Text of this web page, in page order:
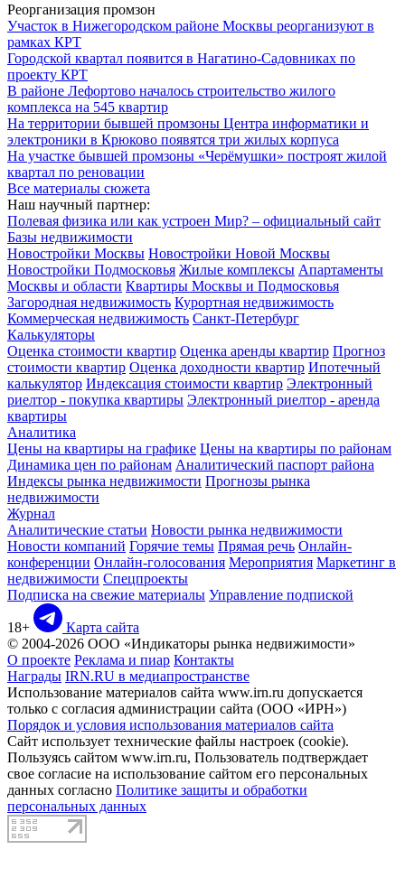
Реорганизация промзон
Участок в Нижегородском районе Москвы реорганизуют в
рамках КРТ
Городской квартал появится в Нагатино-Садовниках по
проекту КРТ
В районе Лефортово началось строительство жилого
комплекса на 545 квартир
На территории бывшей промзоны Центра информатики и
электроники в Крюково появятся три жилых корпуса
На участке бывшей промзоны «Черёмушки» построят жилой
квартал по реновации
Все материалы сюжета
Наш научный партнер:
Полевая физика или как устроен Мир? – официальный сайт
Базы недвижимости
Новостройки Москвы Новостройки Новой Москвы
Новостройки Подмосковья Жилые комплексы Апартаменты
Москвы и области Квартиры Москвы и Подмосковья
Загородная недвижимость Курортная недвижимость
Коммерческая недвижимость Санкт-Петербург
Калькуляторы
Оценка стоимости квартир Оценка аренды квартир Прогноз
стоимости квартир Оценка доходности квартир Ипотечный
калькулятор Индексация стоимости квартир Электронный
риелтор - покупка квартиры Электронный риелтор - аренда
квартиры
Аналитика
Цены на квартиры на графике Цены на квартиры по районам
Динамика цен по районам Аналитический паспорт района
Индексы рынка недвижимости Прогнозы рынка
недвижимости
Журнал
Аналитические статьи Новости рынка недвижимости
Новости компаний Горячие темы Прямая речь Онлайн-
конференции Онлайн-голосования Мероприятия Маркетинг в
недвижимости Спецпроекты
Подписка на свежие материалы Управление подпиской
18+
Карта сайта
© 2004-2026 ООО «Индикаторы рынка недвижимости»
О проекте Реклама и пиар Контакты
Награды IRN.RU в медиапространстве
Использование материалов сайта www.irn.ru допускается
только с согласия администрации сайта (ООО «ИРН»)
Порядок и условия использования материалов сайта
Сайт использует технические файлы настроек (cookie).
Пользуясь сайтом www.irn.ru, Пользователь подтверждает
свое согласие на использование сайтом его персональных
данных согласно Политике защиты и обработки
персональных данных